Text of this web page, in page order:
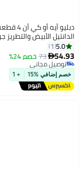
أيه أو كي أن 4 قطعة حساسة
جولة زنبق
حصيرة (
× 11.8 بوصة ) ، مع
، ومناسبة
الأعلى في
سم،
والشاي
أقل
توصيل
أقل سعر